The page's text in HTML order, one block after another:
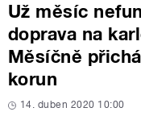
Už měsíc
doprava na
Měsíčně
korun
14. duben 2020 10:00